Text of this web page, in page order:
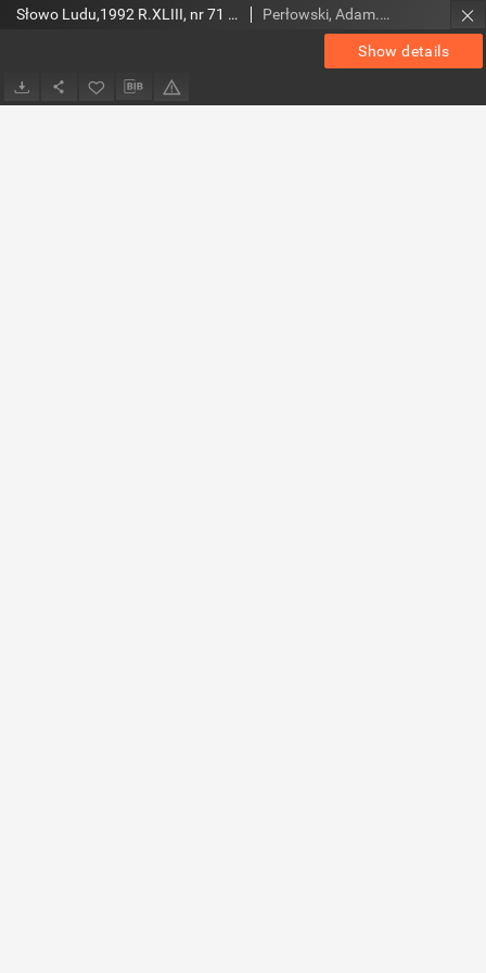
Show details
Słowo Ludu,1992 R.XLIII, nr 71 (wydanie radomskie) Perłowski, Adam. Red.